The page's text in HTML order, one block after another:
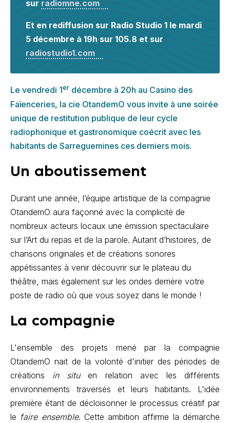
sur radiomne.com
Et en rediffusion sur Radio Studio 1 le mardi
5 décembre à 19h sur 105.8 et sur
radiostudio1.com
Le vendredi 1er décembre à 20h au Casino des
Faïenceries, la cie OtandemO vous invite à une soirée
unique de restitution publique de leur cycle
radiophonique et gastronomique coécrit avec les
habitants de Sarreguemines ces derniers mois.
Un aboutissement
Durant une année, l’équipe artistique de la compagnie
OtandemO aura façonné avec la complicité de
nombreux acteurs locaux une émission spectaculaire
sur l’Art du repas et de la parole. Autant d’histoires, de
chansons originales et de créations sonores
appétissantes à venir découvrir sur le plateau du
théâtre, mais également sur les ondes derrière votre
poste de radio où que vous soyez dans le monde !
La compagnie
L'ensemble des projets mené par la compagnie
OtandemO nait de la volonté d'initier des périodes de
créations in situen relation avec les différents
environnements traversés et leurs habitants. L'idée
première étant de décloisonner le processus créatif par
le faire ensemble. Cette ambition affirme la démarche